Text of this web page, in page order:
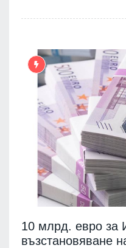
10 млрд. евро за
възстановяване